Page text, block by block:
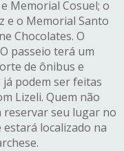
Memorial Cosuel; o
e o Memorial Santo
Chocolates. O
passeio terá um
de ônibus e
podem ser feitas
Lizeli. Quem não
reservar seu lugar no
localizado na